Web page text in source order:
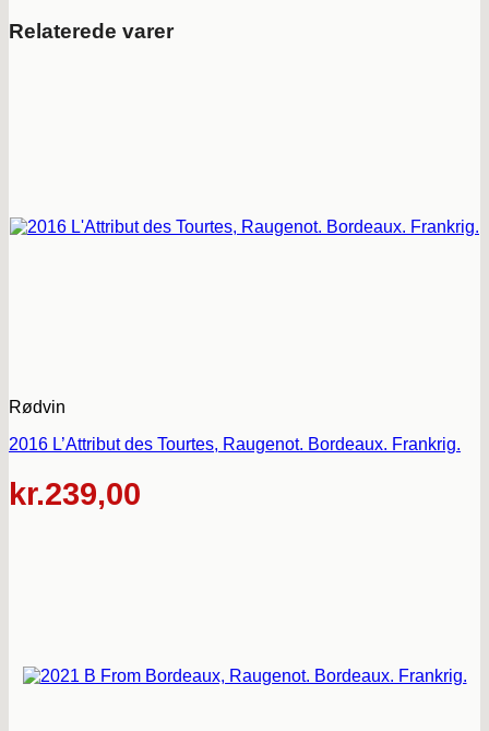
Relaterede varer
Rødvin
2016 L’Attribut des Tourtes, Raugenot. Bordeaux. Frankrig.
kr.239,00